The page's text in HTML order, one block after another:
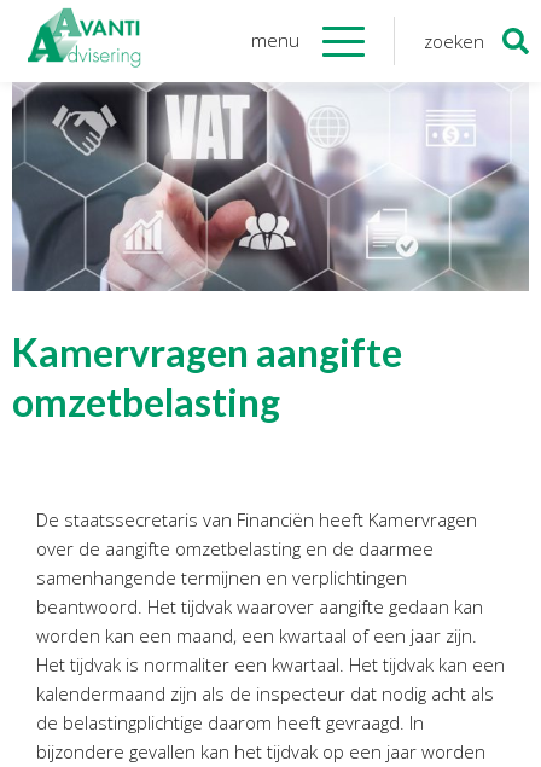
menu zoeken
Organisatie
Onze medewerkers
NOAB gecertificeerd
Algemene verordening
gegevensbescherming
Sponsoring
Onzediensten
Tijdelijk financieel personeel
Personeel & Organisatie
Bedrijfseconomisch advies
Belastingadvies Purmerend
Online boekhouden
Nieuws&informatie
Zoeken
naar:
Kamervragen aangifte
omzetbelasting
De staatssecretaris van Financiën heeft Kamervragen
over de aangifte omzetbelasting en de daarmee
samenhangende termijnen en verplichtingen
beantwoord. Het tijdvak waarover aangifte gedaan kan
worden kan een maand, een kwartaal of een jaar zijn.
Het tijdvak is normaliter een kwartaal. Het tijdvak kan een
kalendermaand zijn als de inspecteur dat nodig acht als
de belastingplichtige daarom heeft gevraagd. In
bijzondere gevallen kan het tijdvak op een jaar worden